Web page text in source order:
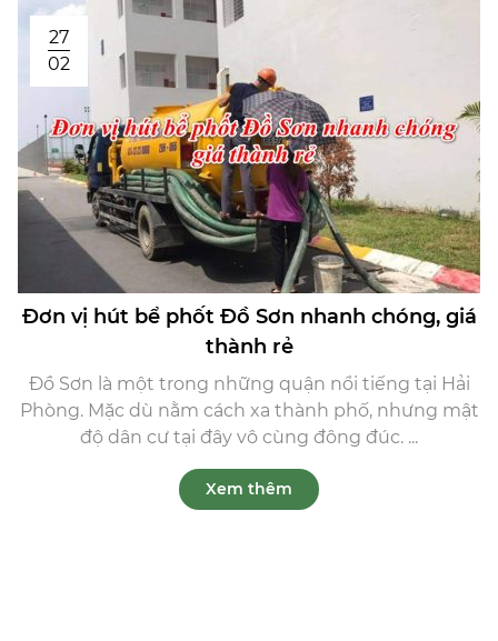
27
02
Đơn vị hút bể phốt Đồ Sơn nhanh chóng, giá
thành rẻ
Đồ Sơn là một trong những quận nổi tiếng tại Hải
Phòng. Mặc dù nằm cách xa thành phố, nhưng mật
độ dân cư tại đây vô cùng đông đúc. ...
Xem thêm